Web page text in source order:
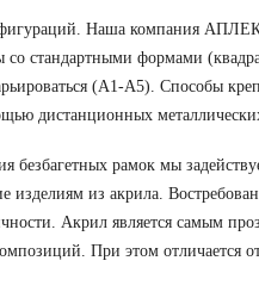
Наша компания АПЛЕКС
стандартными формами
(А1-А5). Способы
дистанционных
безбагетных рамок мы
из акрила.
Акрил является самым
При этом отличается